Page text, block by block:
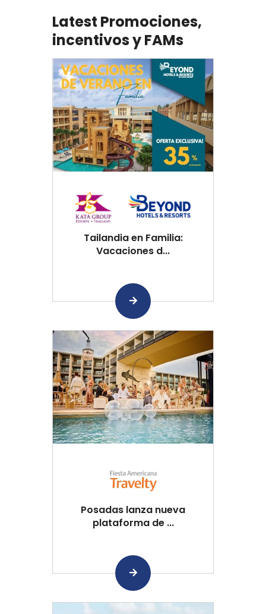
Latest Promociones,
incentivos y FAMs
Tailandia en Familia:
Vacaciones d...
Posadas lanza nueva
plataforma de ...